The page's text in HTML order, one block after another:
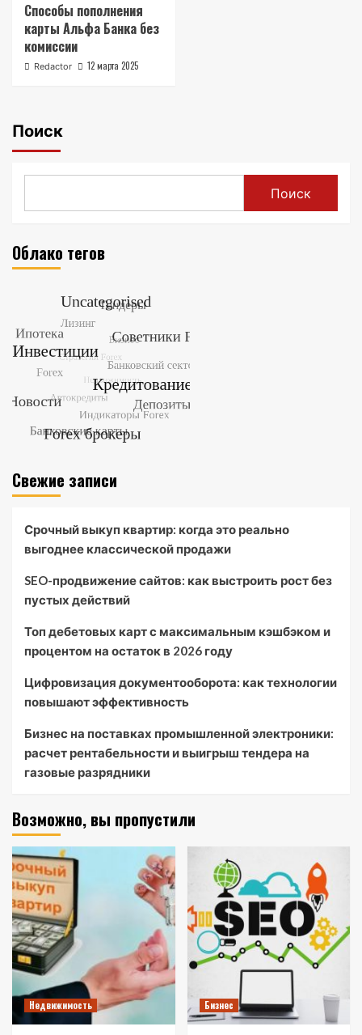
Способы пополнения
карты Альфа Банка без
комиссии
Redactor 12 марта 2025
Поиск
Поиск
Облако тегов
Свежие записи
Срочный выкуп квартир: когда это реально
выгоднее классической продажи
SEO-продвижение сайтов: как выстроить рост без
пустых действий
Топ дебетовых карт с максимальным кэшбэком и
процентом на остаток в 2026 году
Цифровизация документооборота: как технологии
повышают эффективность
Бизнес на поставках промышленной электроники:
расчет рентабельности и выигрыш тендера на
газовые разрядники
Возможно, вы пропустили
Недвижимость Бизнес